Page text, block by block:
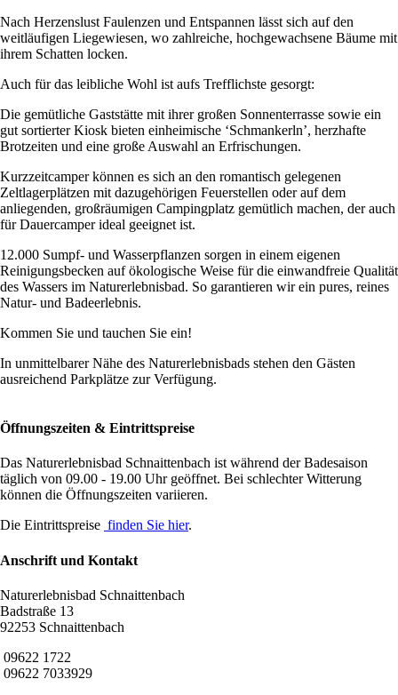
Nach Herzenslust Faulenzen und Entspannen lässt sich auf den
weitläufigen Liegewiesen, wo zahlreiche, hochgewachsene Bäume mit
ihrem Schatten locken.
Auch für das leibliche Wohl ist aufs Trefflichste gesorgt:
Die gemütliche Gaststätte mit ihrer großen Sonnenterrasse sowie ein
gut sortierter Kiosk bieten einheimische ‘Schmankerln’, herzhafte
Brotzeiten und eine große Auswahl an Erfrischungen.
Kurzzeitcamper können es sich an den romantisch gelegenen
Zeltlagerplätzen mit dazugehörigen Feuerstellen oder auf dem
anliegenden, großräumigen Campingplatz gemütlich machen, der auch
für Dauercamper ideal geeignet ist.
12.000 Sumpf- und Wasserpflanzen sorgen in einem eigenen
Reinigungsbecken auf ökologische Weise für die einwandfreie Qualität
des Wassers im Naturerlebnisbad. So garantieren wir ein pures, reines
Natur- und Badeerlebnis.
Kommen Sie und tauchen Sie ein!
In unmittelbarer Nähe des Naturerlebnisbads stehen den Gästen
ausreichend Parkplätze zur Verfügung.
Öffnungszeiten & Eintrittspreise
Das Naturerlebnisbad Schnaittenbach ist während der Badesaison
täglich von 09.00 - 19.00 Uhr geöffnet. Bei schlechter Witterung
können die Öffnungszeiten variieren.
Die Eintrittspreise finden Sie hier.
Anschrift und Kontakt
Naturerlebnisbad Schnaittenbach
Badstraße 13
92253 Schnaittenbach
09622 1722
09622 7033929